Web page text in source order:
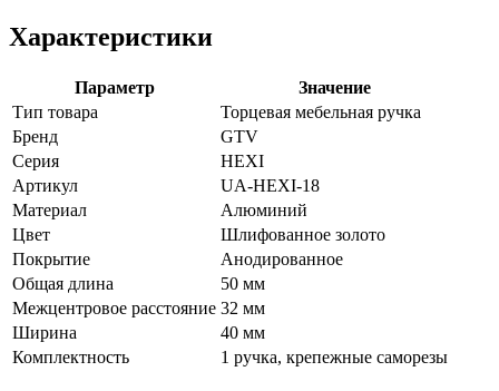
Характеристики
Параметр
Значение
Тип товара
Торцевая мебельная ручка
Бренд
GTV
Серия
HEXI
Артикул
UA-HEXI-18
Материал
Алюминий
Цвет
Шлифованное золото
Покрытие
Анодированное
Общая длина
50 мм
Межцентровое расстояние 32 мм
Ширина
40 мм
Комплектность
1 ручка, крепежные саморезы